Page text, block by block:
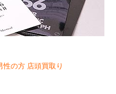
性の方 店頭買取り